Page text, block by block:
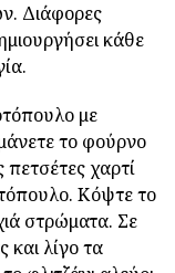
Διάφορες
κάθε
με
το φούρνο
πετσέτες χαρτί
Κόψτε το
στρώματα. Σε
και λίγο τα